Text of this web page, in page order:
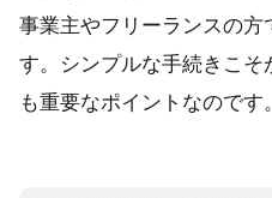
事業主やフリーランスの方
す。シンプルな手続きこ
も重要なポイントなのです。